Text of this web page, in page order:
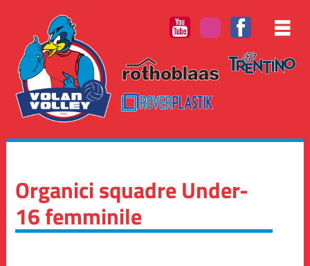
Organici squadre Under-
16 femminile